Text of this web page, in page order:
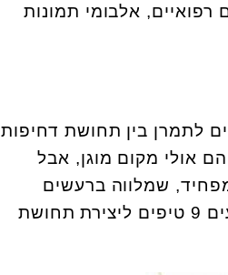
אלבומי תמונות
לתמרן בין תחושת דחיפות
אולי מקום מוגן, אבל
שמלווה ברעשים
ותחושת לחץ. המומחים של מותק התינוקות NUBY מציעים 9 טיפים ליצירת תחושת